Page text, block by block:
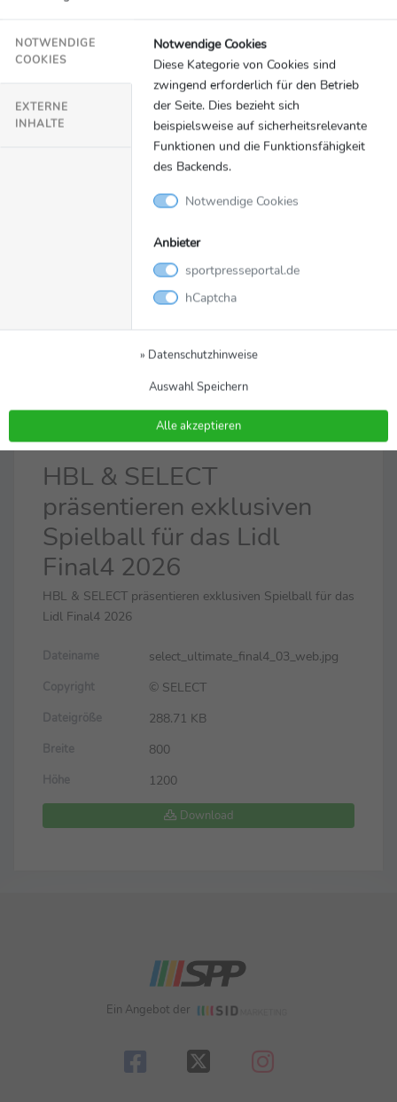
HBL & SELECT
präsentieren exklusiven
Spielball für das Lidl
Final4 2026
HBL & SELECT präsentieren exklusiven Spielball für das
Lidl Final4 2026
Dateiname select_ultimate_final4_03_web.jpg
Copyright © SELECT
Dateigröße 288.71 KB
Breite 800
Höhe 1200
Download
Ein Angebot der
NOTWENDIGE
COOKIES
EXTERNE
INHALTE
Notwendige Cookies
Diese Kategorie von Cookies sind
zwingend erforderlich für den Betrieb
der Seite. Dies bezieht sich
beispielsweise auf sicherheitsrelevante
Funktionen und die Funktionsfähigkeit
des Backends.
Notwendige Cookies
Anbieter
sportpresseportal.de
hCaptcha
» Datenschutzhinweise
Auswahl Speichern
Alle akzeptieren